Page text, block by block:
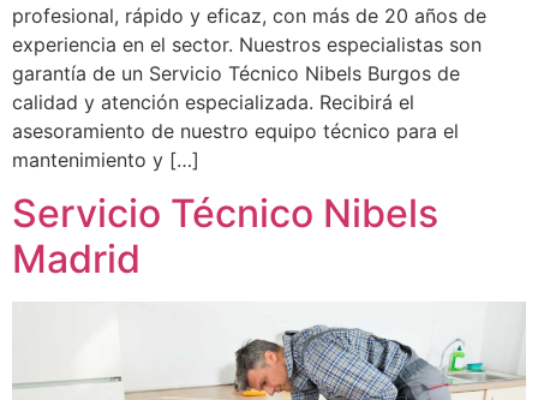
profesional, rápido y eficaz, con más de 20 años de
experiencia en el sector. Nuestros especialistas son
garantía de un Servicio Técnico Nibels Burgos de
calidad y atención especializada. Recibirá el
asesoramiento de nuestro equipo técnico para el
mantenimiento y […]
Servicio Técnico Nibels
Madrid